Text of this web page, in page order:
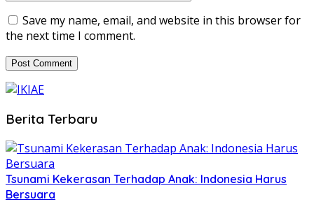
Save my name, email, and website in this browser for
the next time I comment.
Berita Terbaru
Tsunami Kekerasan Terhadap Anak: Indonesia Harus
Bersuara